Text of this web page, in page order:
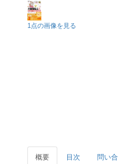
1点の画像を見る
概要 目次 問い